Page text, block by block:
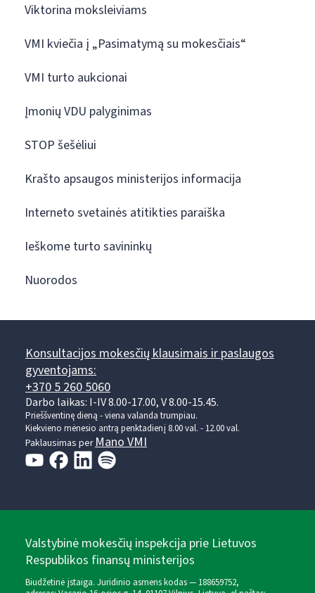
Viktorina moksleiviams
VMI kviečia į „Pasimatymą su mokesčiais“
VMI turto aukcionai
Įmonių VDU palyginimas
STOP šešėliui
Krašto apsaugos ministerijos informacija
Interneto svetainės atitikties paraiška
Ieškome turto savininkų
Nuorodos
Konsultacijos mokesčių klausimais ir paslaugos
gyventojams:
+370 5 260 5060
Darbo laikas: I-IV 8.00-17.00, V 8.00-15.45.
Prieššventinę dieną - viena valanda trumpiau.
Kiekvieno mėnesio antrą penktadienį 8.00 val. - 12.00 val.
Paklausimas perMano VMI
Valstybinė mokesčių inspekcija prie Lietuvos
Respublikos finansų ministerijos
Biudžetinė įstaiga. Juridinio asmens kodas — 188659752,